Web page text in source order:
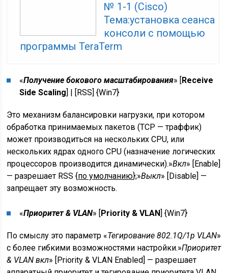
№ 1-1 (Cisco)
Тема:установка сеанса
консоли с помощью
программы TeraTerm
«Получение бокового масштабирования» [Receive
Side Scaling] | [RSS] {Win7}
Это механизм балансировки нагрузки, при котором
обработка принимаемых пакетов (TCP — траффик)
может производиться на нескольких CPU, или
нескольких ядрах одного CPU (назначение логических
процессоров производится динамически).»Вкл» [Enable]
— разрешает RSS {по умолчанию};»Выкл» [Disable] —
запрещает эту возможность.
«Приоритет & VLAN» [Priority & VLAN] {Win7}
По смыслу это параметр «Тегирование 802.1Q/1p VLAN»
с более гибкими возможностями настройки.»Приоритет
& VLAN вкл» [Priority & VLAN Enabled] — разрешает